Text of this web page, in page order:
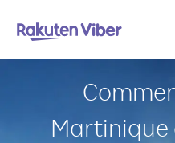
Martinique